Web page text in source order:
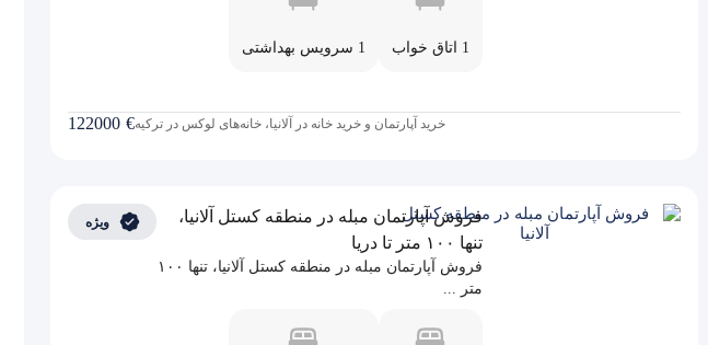
1 اتاق خواب 1 سرویس بهداشتی
€
122000 خرید آپارتمان و خرید خانه در آلانیا، خانه‌های لوکس در ترکیه
فروش آپارتمان مبله در منطقه کستل آلانیا،
تنها ۱۰۰ متر تا دریا
فروش آپارتمان مبله در منطقه کستل آلانیا، تنها ۱۰۰
متر ...
ویژه